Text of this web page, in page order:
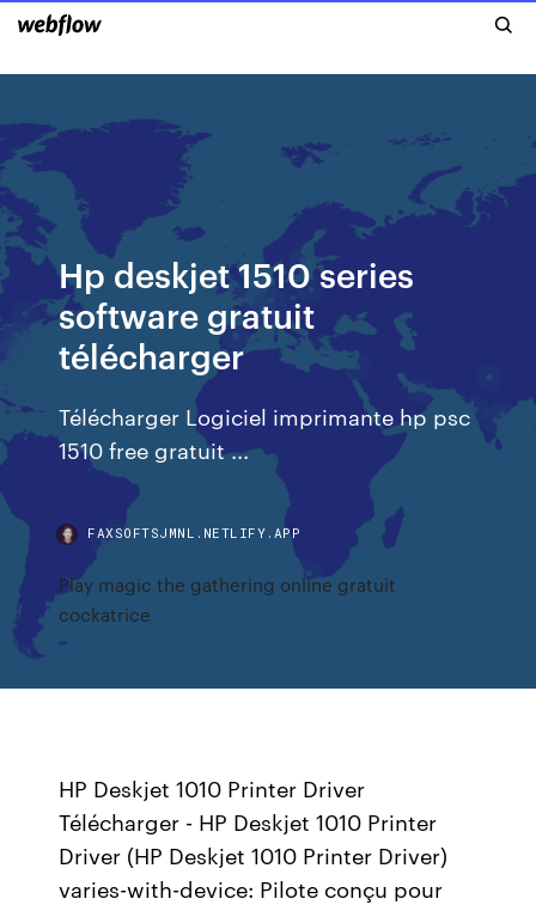
Hp deskjet 1510 series
software gratuit
télécharger
Télécharger Logiciel imprimante hp psc
1510 free gratuit ...
FAXSOFTSJMNL.NETLIFY.APP
Play magic the gathering online gratuit
cockatrice
HP Deskjet 1010 Printer Driver
Télécharger - HP Deskjet 1010 Printer
Driver (HP Deskjet 1010 Printer Driver)
varies-with-device: Pilote conçu pour